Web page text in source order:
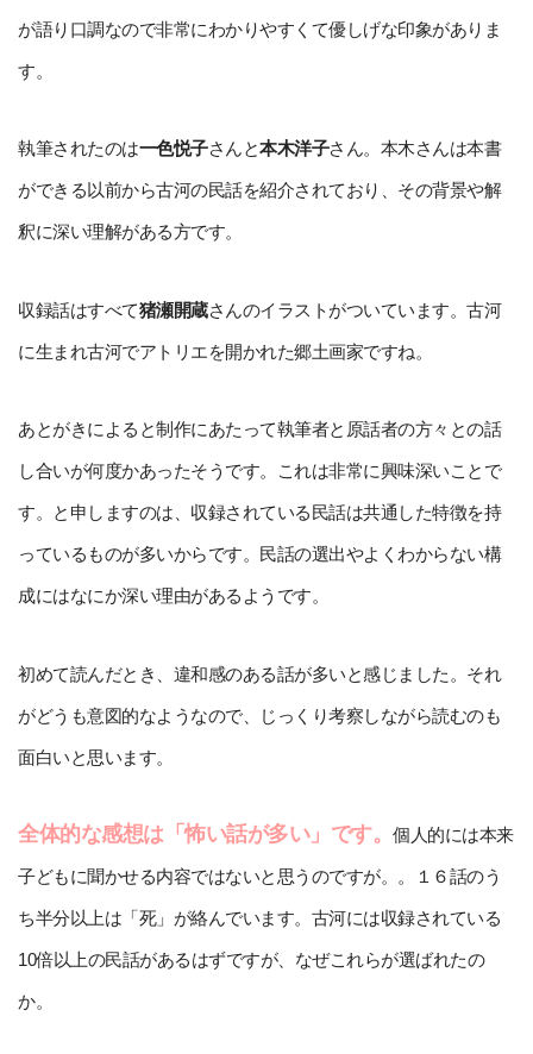
が語り口調なので非常にわかりやすくて優しげな印象がありま
す。
執筆されたのは一色悦子さんと本木洋子さん。本木さんは本書
ができる以前から古河の民話を紹介されており、その背景や解
釈に深い理解がある方です。
収録話はすべて猪瀬開蔵さんのイラストがついています。古河
に生まれ古河でアトリエを開かれた郷土画家ですね。
あとがきによると制作にあたって執筆者と原話者の方々との話
し合いが何度かあったそうです。これは非常に興味深いことで
す。と申しますのは、収録されている民話は共通した特徴を持
っているものが多いからです。民話の選出やよくわからない構
成にはなにか深い理由があるようです。
初めて読んだとき、違和感のある話が多いと感じました。それ
がどうも意図的なようなので、じっくり考察しながら読むのも
面白いと思います。
全体的な感想は「怖い話が多い」です。 個人的には本来
子どもに聞かせる内容ではないと思うのですが。。１６話のう
ち半分以上は「死」が絡んでいます。古河には収録されている
10倍以上の民話があるはずですが、なぜこれらが選ばれたの
か。